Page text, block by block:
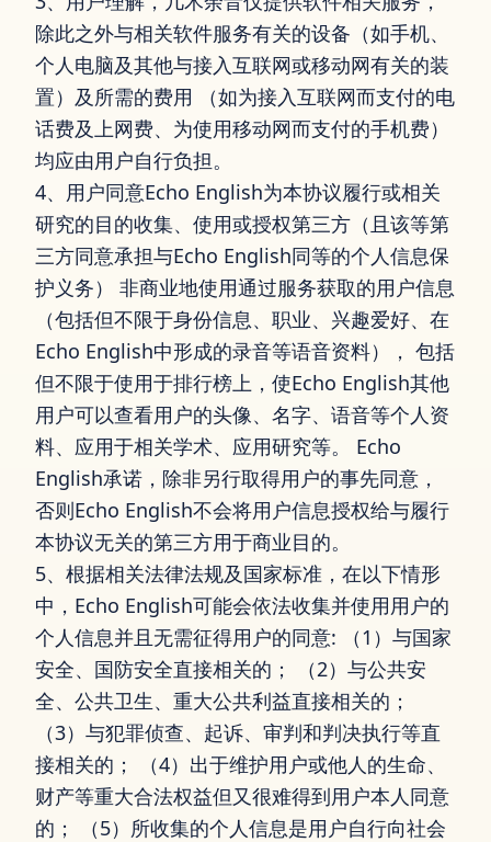
除此之外与相关软件服务有关的设备（如手机、
个人电脑及其他与接入互联网或移动网有关的装
置）及所需的费用 （如为接入互联网而支付的电
话费及上网费、为使用移动网而支付的手机费）
均应由用户自行负担。
4、用户同意Echo English为本协议履行或相关
研究的目的收集、使用或授权第三方（且该等第
三方同意承担与Echo English同等的个人信息保
护义务） 非商业地使用通过服务获取的用户信息
（包括但不限于身份信息、职业、兴趣爱好、在
Echo English中形成的录音等语音资料）， 包括
但不限于使用于排行榜上，使Echo English其他
用户可以查看用户的头像、名字、语音等个人资
料、应用于相关学术、应用研究等。 Echo
English承诺，除非另行取得用户的事先同意，
否则Echo English不会将用户信息授权给与履行
本协议无关的第三方用于商业目的。
5、根据相关法律法规及国家标准，在以下情形
中，Echo English可能会依法收集并使用用户的
个人信息并且无需征得用户的同意: （1）与国家
安全、国防安全直接相关的； （2）与公共安
全、公共卫生、重大公共利益直接相关的；
（3）与犯罪侦查、起诉、审判和判决执行等直
接相关的； （4）出于维护用户或他人的生命、
财产等重大合法权益但又很难得到用户本人同意
的； （5）所收集的个人信息是用户自行向社会